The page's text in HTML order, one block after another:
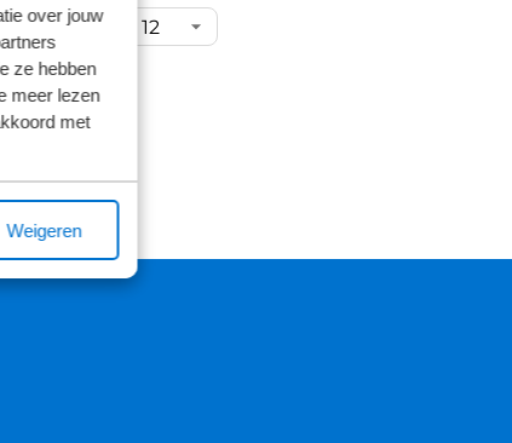
over jouw
ze hebben
meer lezen
met
Weigeren
pagina: